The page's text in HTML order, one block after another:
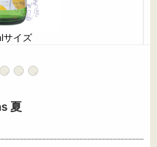
サイズ
夏